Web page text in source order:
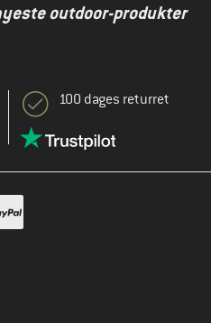
outdoor-produkter
100 dages returret